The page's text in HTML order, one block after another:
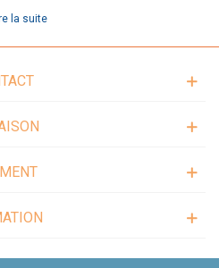
des performances optimales et une
à prévenir l'obstruction des pores et
son élasticité et sa texture.
les masques, les exfoliations ou les
les pores, il permet une meilleure
bienfaits.
la suite